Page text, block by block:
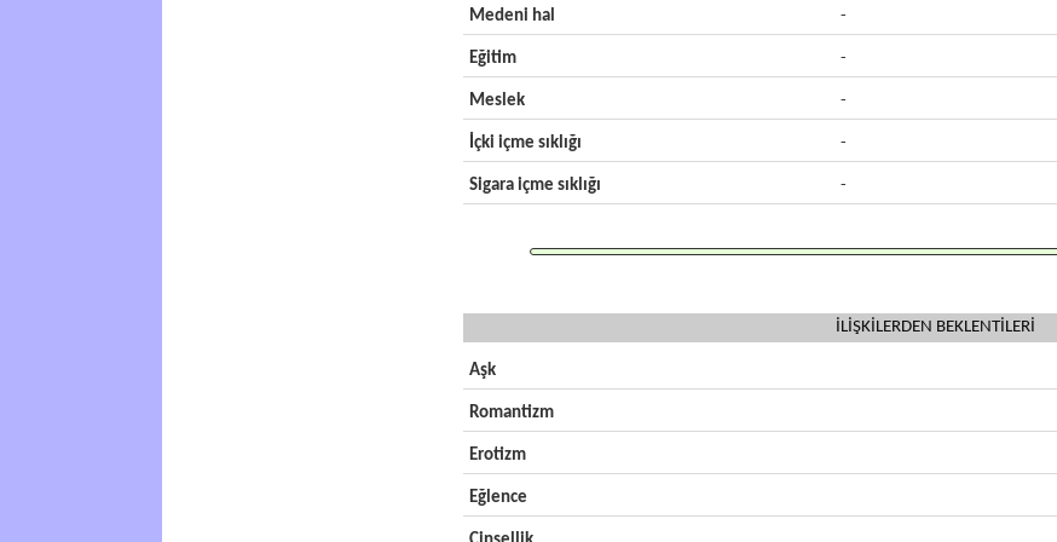
Medeni hal -
Eğitim -
Meslek -
İçki içme sıklığı -
Sigara içme sıklığı -
İLİŞKİLERDEN BEKLENTİLERİ
Aşk
Romantizm
Erotizm
Eğlence